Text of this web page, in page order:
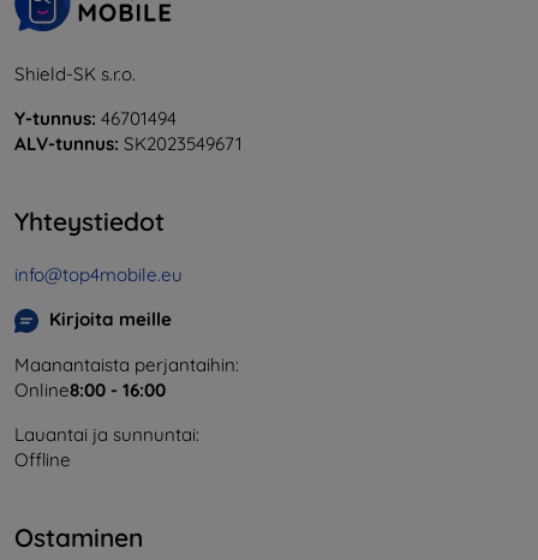
Shield-SK s.r.o.
Y-tunnus: 46701494
ALV-tunnus: SK2023549671
Yhteystiedot
info@top4mobile.eu
Kirjoita meille
Maanantaista perjantaihin:
Online8:00 - 16:00
Lauantai ja sunnuntai:
Offline
Ostaminen